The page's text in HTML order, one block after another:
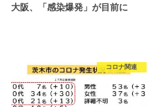
大阪、「感染爆発」が目前に
コロナ関連